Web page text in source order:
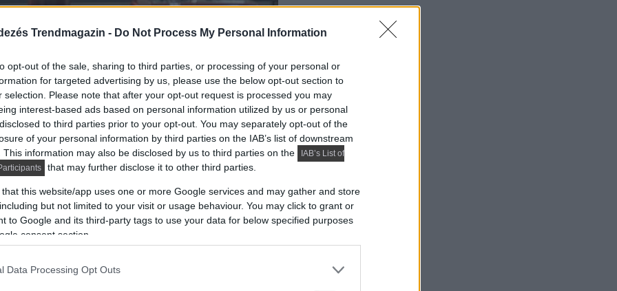
Trendmagazin - Do Not Process My Personal Information
opt-out of the sale, sharing to third parties, or processing of your personal or
for targeted advertising by us, please use the below opt-out section to
selection. Please note that after your opt-out request is processed you may
interest-based ads based on personal information utilized by us or personal
to third parties prior to your opt-out. You may separately opt-out of the
of your personal information by third parties on the IAB’s list of downstream
This information may also be disclosed by us to third parties on the
IAB’s List of
that may further disclose it to other third parties.
that this website/app uses one or more Google services and may gather and store
but not limited to your visit or usage behaviour. You may click to grant or
to Google and its third-party tags to use your data for below specified purposes
consent section.
Data Processing Opt Outs
mesterfokon
a bútorgyártók különös figyelmet szentelnek az
megoldásoknak, főként a tárolást illetően. A
aminek köszönhetően eltűnik a káosz a polcokról és
érvényesül, de kizárólag az átláthatóság szem előtt
a paradicsomkonzervért.